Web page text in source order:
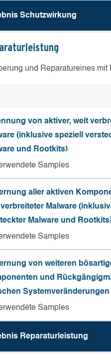
Schutz­wirkung
und Reparatureines
von aktiver, weit
(inklusive speziell
und Rootkits)
Samples
aller aktiven
Malware
Malware und
Samples
von weiteren
und
Systemveränderungen
Samples
Reparatur­leistung